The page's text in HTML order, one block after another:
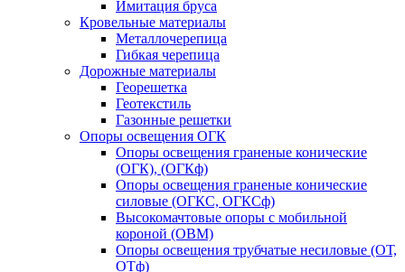
Имитация бруса
Кровельные материалы
Металлочерепица
Гибкая черепица
Дорожные материалы
Георешетка
Геотекстиль
Газонные решетки
Опоры освещения ОГК
Опоры освещения граненые конические
(ОГК), (ОГКф)
Опоры освещения граненые конические
силовые (ОГКС, ОГКСф)
Высокомачтовые опоры с мобильной
короной (ОВМ)
Опоры освещения трубчатые несиловые (ОТ,
ОТф)